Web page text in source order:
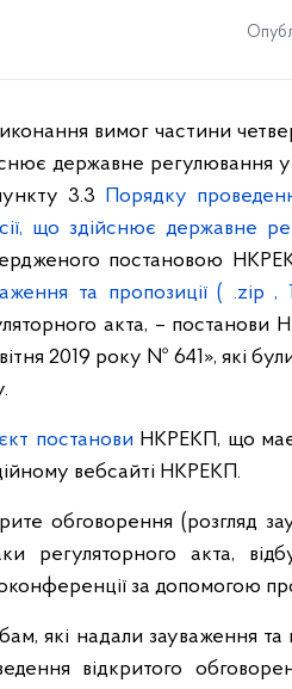
вимог частини
державне регулювання
3.3 Порядку
що здійснює державне
постановою
та пропозиції( .zip ,
акта, –
2019 року № 641», які
постанови НКРЕКП, що має
вебсайті НКРЕКП.
обговорення (розгляд
регуляторного акта,
за допомогою
які надали зауваження
відкритого